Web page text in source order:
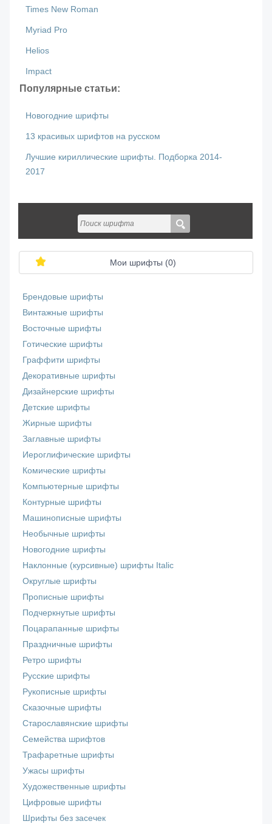
Times New Roman
Myriad Pro
Helios
Impact
Популярные статьи:
Новогодние шрифты
13 красивых шрифтов на русском
Лучшие кириллические шрифты. Подборка 2014-
2017
Мои шрифты (0)
Брендовые шрифты
Винтажные шрифты
Восточные шрифты
Готические шрифты
Граффити шрифты
Декоративные шрифты
Дизайнерские шрифты
Детские шрифты
Жирные шрифты
Заглавные шрифты
Иероглифические шрифты
Комические шрифты
Компьютерные шрифты
Контурные шрифты
Машинописные шрифты
Необычные шрифты
Новогодние шрифты
Наклонные (курсивные) шрифты Italic
Округлые шрифты
Прописные шрифты
Подчеркнутые шрифты
Поцарапанные шрифты
Праздничные шрифты
Ретро шрифты
Русские шрифты
Рукописные шрифты
Сказочные шрифты
Старославянские шрифты
Семейства шрифтов
Трафаретные шрифты
Ужасы шрифты
Художественные шрифты
Цифровые шрифты
Шрифты без засечек